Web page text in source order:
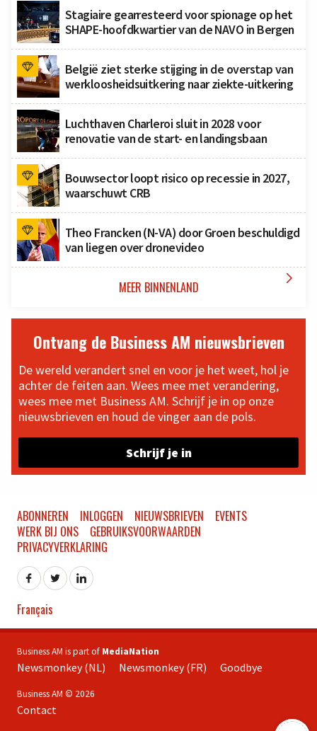
Stagiaire gearresteerd voor spionage op het
SHAPE-hoofdkwartier van de NAVO in Bergen
België ziet sterke stijging in de overstap van
werkloosheidsuitkering naar ziekte-uitkering
Luchthaven Charleroi sluit in 2028 voor
renovatie van de start- en landingsbaan
Bouwsector loopt risico op recessie in 2027,
waarschuwt CRB
Theo Francken (N-VA) door Groen beschuldigd
van liegen over dronevideo
MEER BINNENLAND 
Ontvang de Business AM nieuwsbrieven
De wereld verandert snel en voor je het weet, hol je
achter de feiten aan. Wees mee met verandering,
wees mee met Business AM. Schrijf je in op onze
nieuwsbrieven en houd de vinger aan de pols.
Schrijf je in
ABONNEREN INLOGGEN NIEUWSBRIEVEN
EVENTS
WERK BIJ ONS
GEBRUIKSVOORWAARDEN
PRIVACYVERKLARING
Français
Business AM is part of MediaNation
Newsmonkey (NL) Newsmonkey (FR) Goodbye
Business AM © 2026
Contact